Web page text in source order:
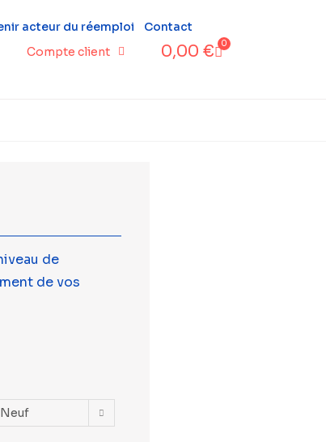
acteur du réemploi
Contact
Compte client 0,00 € 0
de
de vos
Neuf